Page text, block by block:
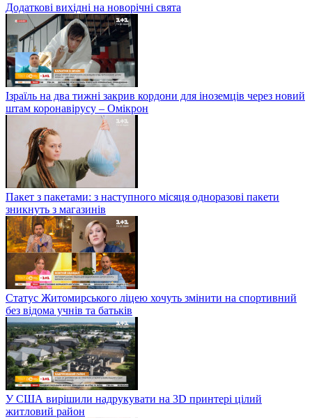
Додаткові вихідні на новорічні свята
Ізраїль на два тижні закрив кордони для іноземців через новий
штам коронавірусу – Омікрон
Пакет з пакетами: з наступного місяця одноразові пакети
зникнуть з магазинів
Статус Житомирського ліцею хочуть змінити на спортивний
без відома учнів та батьків
У США вирішили надрукувати на 3D принтері цілий
житловий район